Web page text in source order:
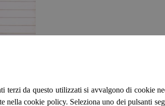
Lingua
INGLESE
Luogo edizione
USA
terzi da questo utilizzati si avvalgono di cookie
nella cookie policy. Seleziona uno dei pulsanti